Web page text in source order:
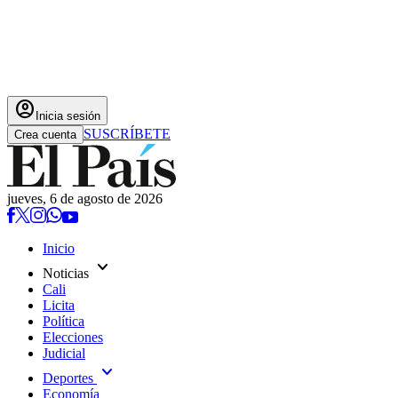
account_circle Inicia sesión
Crea cuenta SUSCRÍBETE
jueves, 6 de agosto de 2026
Inicio
Noticias expand_more
Cali
Licita
Política
Elecciones
Judicial
Deportes expand_more
Economía